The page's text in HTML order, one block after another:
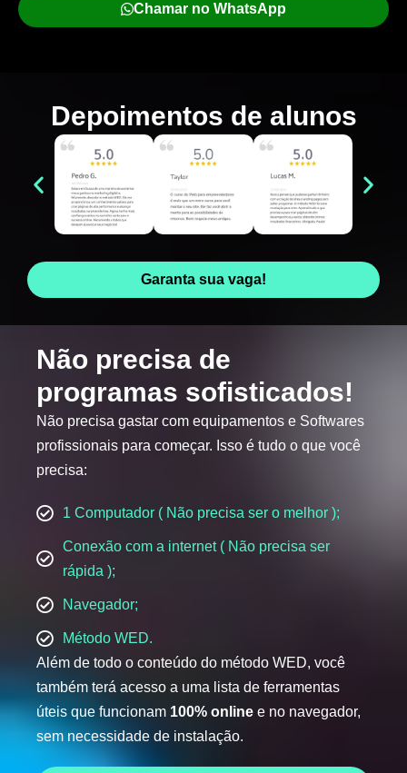
Chamar no WhatsApp
Depoimentos de alunos
Garanta sua vaga!
Não precisa de
programas sofisticados!
Não precisa gastar com equipamentos e Softwares
profissionais para começar. Isso é tudo o que você
precisa:
1 Computador ( Não precisa ser o melhor );
Conexão com a internet ( Não precisa ser
rápida );
Navegador;
Método WED.
Além de todo o conteúdo do método WED, você
também terá acesso a uma lista de ferramentas
úteis que funcionam 100% online e no navegador,
sem necessidade de instalação.